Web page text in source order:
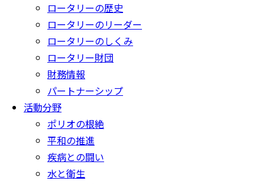
ロータリーの歴史
ロータリーのリーダー
ロータリーのしくみ
ロータリー財団
財務情報
パートナーシップ
活動分野
ポリオの根絶
平和の推進
疾病との闘い
水と衛生